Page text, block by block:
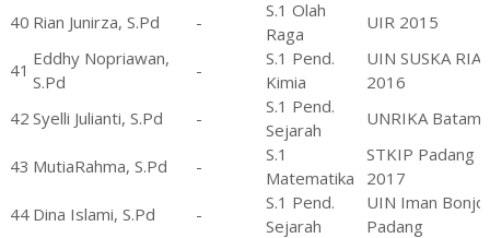
40 Rian Junirza, S.Pd -
S.1 Olah
Raga
UIR 2015
41
Eddhy Nopriawan,
S.Pd
-
S.1 Pend.
Kimia
UIN SUSKA
2016
42 Syelli Julianti, S.Pd -
S.1 Pend.
Sejarah
UNRIKA Batam
43 MutiaRahma, S.Pd -
S.1
Matematika
STKIP Padang
2017
44 Dina Islami, S.Pd -
S.1 Pend.
Sejarah
UIN Iman Bonjol
Padang